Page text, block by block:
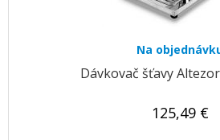
Na
Dávkovač šťavy
125,49 €